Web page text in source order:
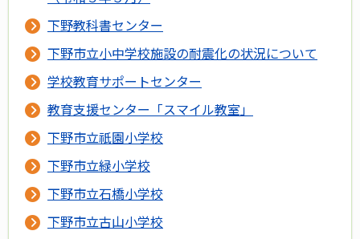
下野教科書センター
下野市立小中学校施設の耐震化の状況について
学校教育サポートセンター
教育支援センター「スマイル教室」
下野市立祇園小学校
下野市立緑小学校
下野市立石橋小学校
下野市立古山小学校